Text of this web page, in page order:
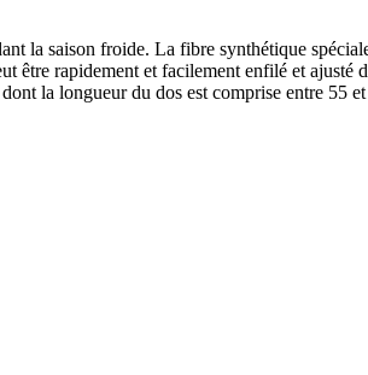
la saison froide. La fibre synthétique
être rapidement et facilement enfilé et ajusté
la longueur du dos est comprise entre 55